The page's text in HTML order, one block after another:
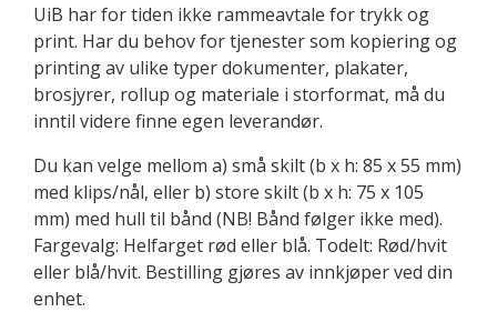
UiB har for tiden ikke rammeavtale for trykk og
print. Har du behov for tjenester som kopiering og
printing av ulike typer dokumenter, plakater,
brosjyrer, rollup og materiale i storformat, må du
inntil videre finne egen leverandør.
Du kan velge mellom a) små skilt (b x h: 85 x 55 mm)
med klips/nål, eller b) store skilt (b x h: 75 x 105
mm) med hull til bånd (NB! Bånd følger ikke med).
Fargevalg: Helfarget rød eller blå. Todelt: Rød/hvit
eller blå/hvit. Bestilling gjøres av innkjøper ved din
enhet.